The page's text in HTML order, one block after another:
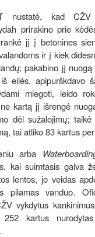
nustatė, kad CŽV
prirakino prie
jį į betonines
ir į kiek
pakabino jį
eilės, apipurškdavo
miegoti, leido
kartą jį išrengė
dėl sužalojimų; taikė
tai atliko 83 kartus
arba
kai suimtasis galva
lentos, jo veidas
vanduo.
vykdytus
252 kartus